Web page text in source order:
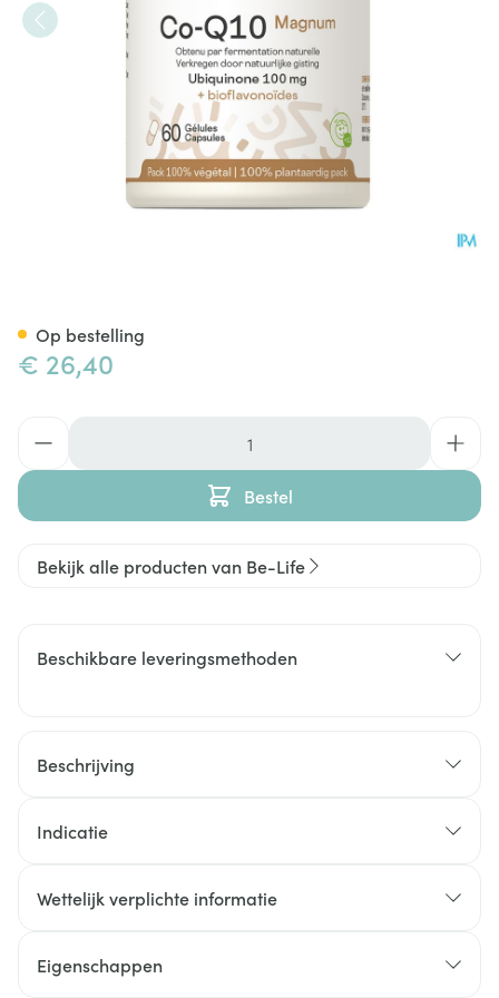
€ 26,40
Bestel
Op bestelling
Bekijk alle producten van Be-Life
Beschikbare leveringsmethoden
Beschrijving
Indicatie
Wettelijk verplichte informatie
Eigenschappen